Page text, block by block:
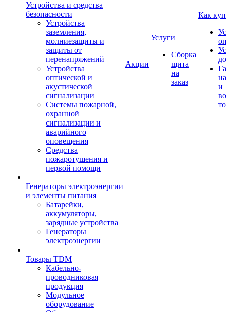
Устройства и средства
безопасности
Устройства
заземления,
молниезащиты и
защиты от
перенапряжений
Устройства
оптической и
акустической
сигнализации
Системы пожарной,
охранной
сигнализации и
аварийного
оповещения
Средства
пожаротушения и
первой помощи
Генераторы электроэнергии
и элементы питания
Батарейки,
аккумуляторы,
зарядные устройства
Генераторы
электроэнергии
Товары TDM
Кабельно-
проводниковая
продукция
Модульное
оборудование
Акции
Услуги
Сборка
щита
на
заказ
Как
и